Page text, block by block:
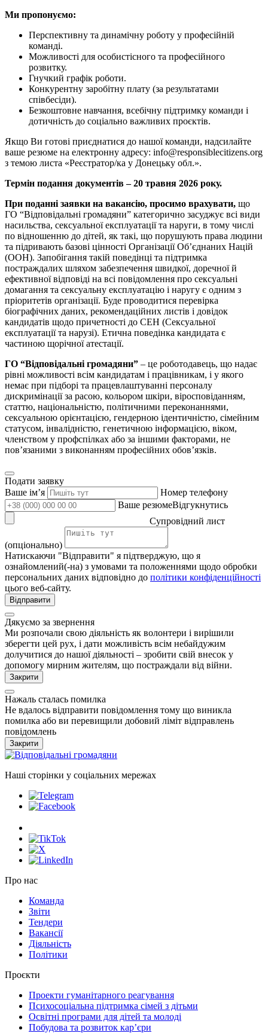
Ми пропонуємо:
Перспективну та динамічну роботу у професійній
команді.
Можливості для особистісного та професійного
розвитку.
Гнучкий графік роботи.
Конкурентну заробітну плату (за результатами
співбесіди).
Безкоштовне навчання, всебічну підтримку команди і
дотичність до соціально важливих проєктів.
Якщо Ви готові приєднатися до нашої команди, надсилайте
ваше резюме на електронну адресу: info@responsiblecitizens.org
з темою листа «Реєстратор/ка у Донецьку обл.».
Термін подання документів – 20 травня 2026 року.
При поданні заявки на вакансію, просимо врахувати, що
ГО “Відповідальні громадяни” категорично засуджує всі види
насильства, сексуальної експлуатації та наруги, в тому числі
по відношенню до дітей, як такі, що порушують права людини
та підривають базові цінності Організації Об’єднаних Націй
(ООН). Запобігання такій поведінці та підтримка
постраждалих шляхом забезпечення швидкої, доречної й
ефективної відповіді на всі повідомлення про сексуальні
домагання та сексуальну експлуатацію і наругу є одним з
пріоритетів організації. Буде проводитися перевірка
біографічних даних, рекомендаційних листів і довідок
кандидатів щодо причетності до СЕН (Сексуальної
експлуатації та нарузі). Етична поведінка кандидата є
частиною щорічної атестації.
ГО “Відповідальні громадяни” – це роботодавець, що надає
рівні можливості всім кандидатам і працівникам, і у якого
немає при підборі та працевлаштуванні персоналу
дискримінації за расою, кольором шкіри, віросповіданням,
статтю, національністю, політичними переконаннями,
сексуальною орієнтацією, гендерною ідентичністю, сімейним
статусом, інвалідністю, генетичною інформацією, віком,
членством у профспілках або за іншими факторами, не
пов’язаними з виконанням професійних обов’язків.
Подати заявку
Ваше імʼя
Номер телефону
Ваше резюмеВідгукнутись
Супровідний лист
(опціонально)
Натискаючи "Відправити" я підтверджую, що я
ознайомлений(-на) з умовами та положеннями щодо обробки
персональних даних відповідно до політики конфіденційності
цього веб-сайту.
Відправити
Дякуємо за звернення
Ми розпочали свою діяльність як волонтери і вирішили
зберегти цей рух, і дати можливість всім небайдужим
долучитися до нашої діяльності – зробити свій внесок у
допомогу мирним жителям, що постраждали від війни.
Закрити
Нажаль сталась помилка
Не вдалось відправити повідомлення тому що виникла
помилка або ви перевищили добовий ліміт відправлень
повідомлень
Закрити
Наші сторінки у соціальних мережах
Про нас
Команда
Звіти
Тендери
Вакансії
Діяльність
Політики
Проєкти
Проекти гуманітарного реагування
Психосоціальна підтримка сімей з дітьми
Освітні програми для дітей та молоді
Побудова та розвиток кар’єри